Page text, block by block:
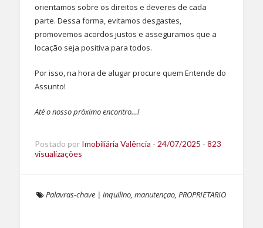
orientamos sobre os direitos e deveres de cada
parte. Dessa forma, evitamos desgastes,
promovemos acordos justos e asseguramos que a
locação seja positiva para todos.
Por isso, na hora de alugar procure quem Entende do
Assunto!
Até o nosso próximo encontro…!
Postado por Imobiliária Valência - 24/07/2025 - 823
visualizações
Palavras-chave |inquilino,manutençao,PROPRIETARIO